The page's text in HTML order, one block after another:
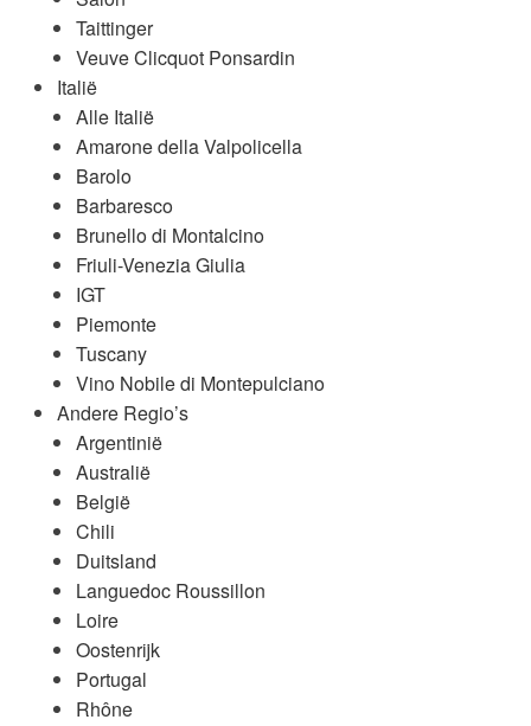
Taittinger
Veuve Clicquot Ponsardin
Italië
Alle Italië
Amarone della Valpolicella
Barolo
Barbaresco
Brunello di Montalcino
Friuli-Venezia Giulia
IGT
Piemonte
Tuscany
Vino Nobile di Montepulciano
Andere Regio’s
Argentinië
Australië
België
Chili
Duitsland
Languedoc Roussillon
Loire
Oostenrijk
Portugal
Rhône